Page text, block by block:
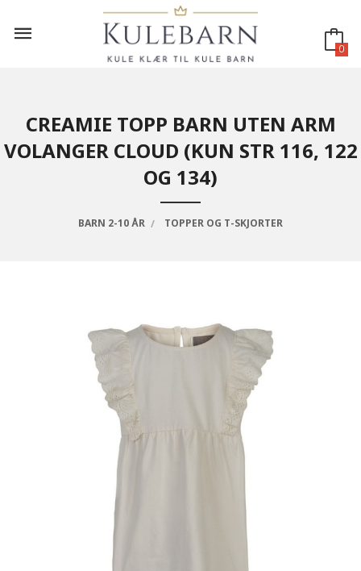
innholdet
0
CREAMIE TOPP BARN UTEN ARM
VOLANGER CLOUD (KUN STR 116, 122
OG 134)
BARN 2-10 ÅR TOPPER OG T-SKJORTER